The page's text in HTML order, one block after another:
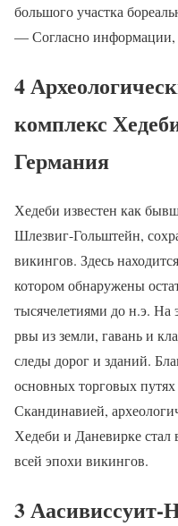
большого участка
— Согласно информации,
4
комплекс
Германия
Хедеби известен как
Шлезвиг-Гольштейн,
викингов. Здесь
котором обнаружены
тысячелетиями до н.э. На
рвы из земли, гавань и
следы дорог и зданий.
основных торговых
Скандинавией,
Хедеби и Даневирке
всей эпохи викингов.
3 Аасивиссуит-